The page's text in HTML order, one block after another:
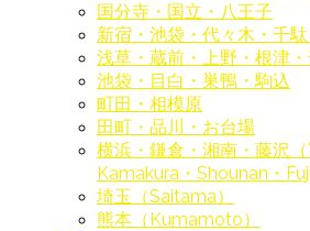
国分寺・国立・八王子
新宿・池袋・代々木・千
浅草・蔵前・上野・根津
池袋・目白・巣鴨・駒込
町田・相模原
田町・品川・お台場
横浜・鎌倉・湘南・藤沢
Kamakura・Shounan・
埼玉（Saitama）
熊本（Kumamoto）